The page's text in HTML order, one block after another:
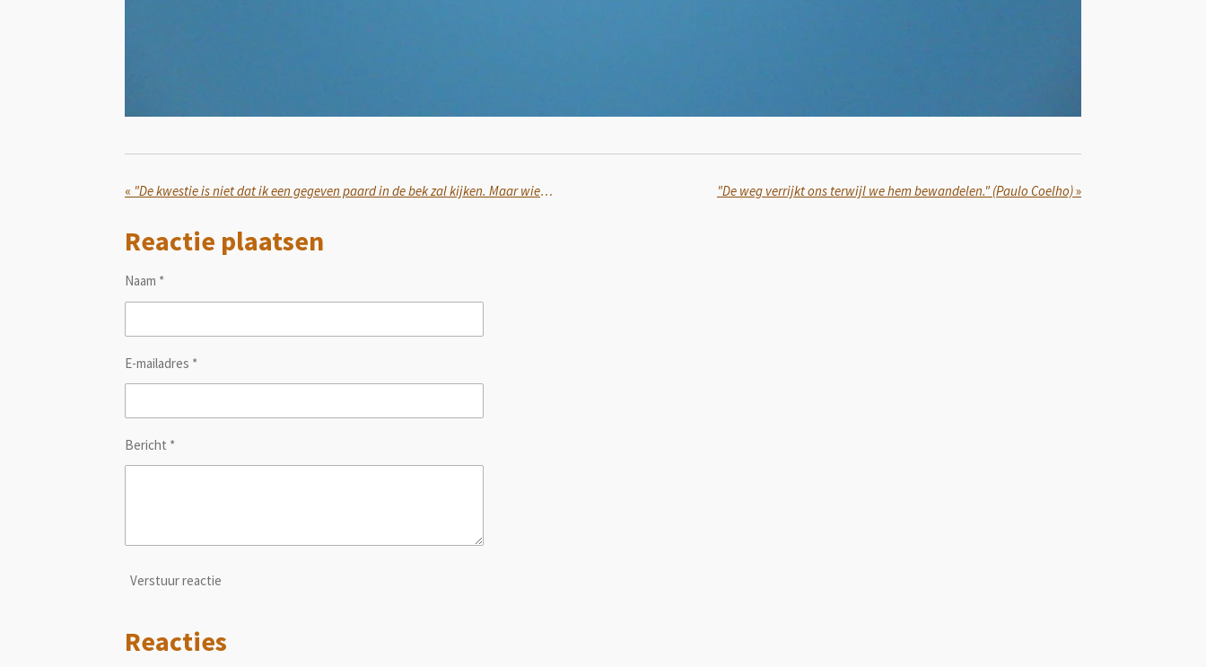
« "De kwestie is niet dat ik een gegeven paard in de bek zal kijken. Maar wie doet mij ooit een paard cadeau?" (Fons Jansen) "De weg verrijkt ons terwijl we hem bewandelen." (Paulo Coelho)»
Reactie plaatsen
Naam *
E-mailadres *
Bericht *
Verstuur reactie
Reacties